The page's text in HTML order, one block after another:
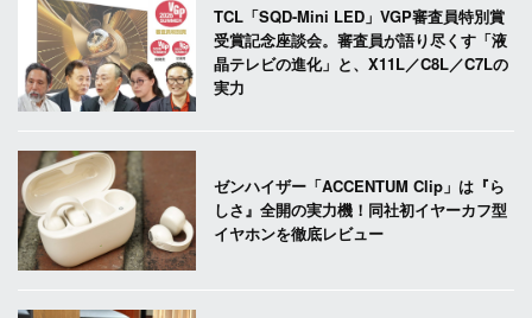
TCL「SQD-Mini LED」VGP審査員特別賞
受賞記念座談会。審査員が語り尽くす「液
晶テレビの進化」と、X11L／C8L／C7Lの
実力
ゼンハイザー「ACCENTUM Clip」は『ら
しさ』全開の実力機！同社初イヤーカフ型
イヤホンを徹底レビュー